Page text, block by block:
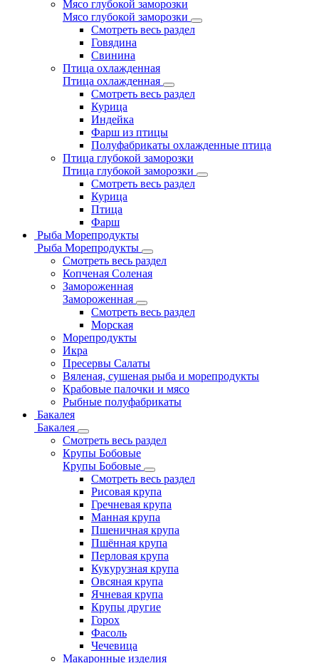
Мясо глубокой заморозки
Мясо глубокой заморозки
Смотреть весь раздел
Говядина
Свинина
Птица охлажденная
Птица охлажденная
Смотреть весь раздел
Курица
Индейка
Фарш из птицы
Полуфабрикаты охлажденные птица
Птица глубокой заморозки
Птица глубокой заморозки
Смотреть весь раздел
Курица
Птица
Фарш
Рыба Морепродукты
Рыба Морепродукты
Смотреть весь раздел
Копченая Соленая
Замороженная
Замороженная
Смотреть весь раздел
Морская
Морепродукты
Икра
Пресервы Салаты
Вяленая, сушеная рыба и морепродукты
Крабовые палочки и мясо
Рыбные полуфабрикаты
Бакалея
Бакалея
Смотреть весь раздел
Крупы Бобовые
Крупы Бобовые
Смотреть весь раздел
Рисовая крупа
Гречневая крупа
Манная крупа
Пшеничная крупа
Пшённая крупа
Перловая крупа
Кукурузная крупа
Овсяная крупа
Ячневая крупа
Крупы другие
Горох
Фасоль
Чечевица
Макаронные изделия